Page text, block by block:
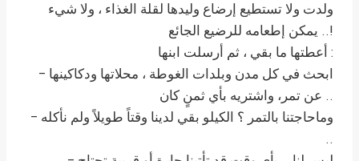
ولدت ولا تستطيع إرضاع وليدها لقلة الغذاء ، ولا شيء
يمكن إطعامه للرضيع الجائع ..!
أعطتها ما بقي ، ثم أرسلت ابنها :
– ابحث في كل مدن وبلدات الغوطة ، محلاتها ودكاكينها
عن تمر، واشتريه بأي ثمنٍ كان ..
– وماحاجتنا بالتمر ؟ الكيلو بقي لدينا وقتاً طويلاً ولم نأكله
..